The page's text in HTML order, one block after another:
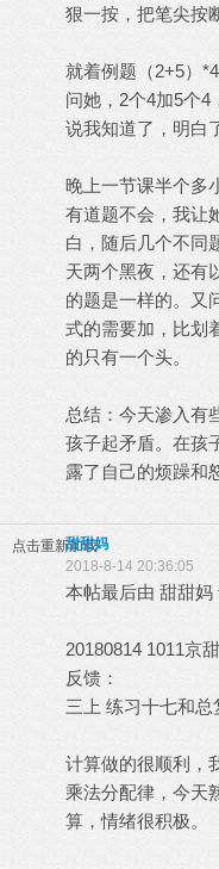
狠一按，把笔尖按
就着例题（2+5）
问她，2个4加5个
说我知道了，明白
晚上一节课半个多
有道题不会，我让
白，随后几个不同
天两个黑夜，还有
的题是一样的。又
式的需要加，比划
的只有一个头。
总结：今天渗入有
孩子起矛盾。在孩
露了自己的烦躁和
点击重新加载
甜甜妈
2018-8-14 20:36:05
本帖最后由 甜甜妈
20180814 1011京
反馈：
三上 练习十七和总
计算做的很顺利，
乘法分配律，今天
算，情绪很积极。